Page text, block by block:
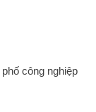
công nghiệp